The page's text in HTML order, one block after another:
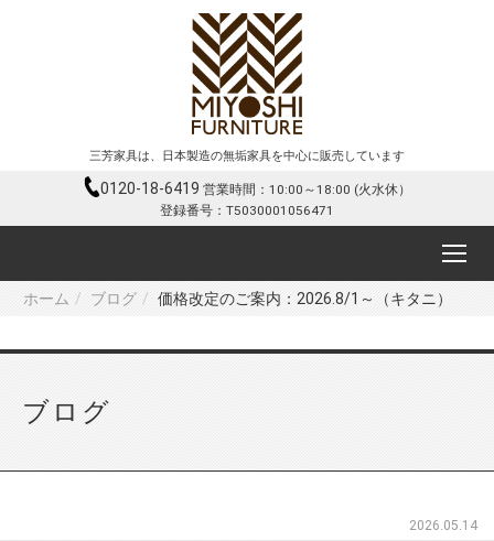
三芳家具は、日本製造の無垢家具を中心に販売しています
0120-18-6419 営業時間：10:00～18:00 (火水休）
登録番号：T5030001056471
ホーム ブログ 価格改定のご案内：2026.8/1～（キタニ）
ブログ
2026.05.14